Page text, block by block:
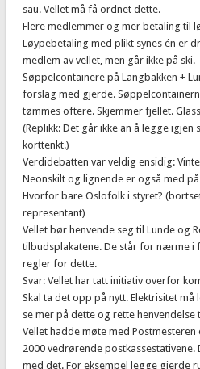
sau. Vellet må få ordnet dette.
Flere medlemmer og mer betaling til
Løypebetaling med plikt synes én er
medlem av vellet, men går ikke på ski.
Søppelcontainere på Langbakken +
forslag med gjerde.
tømmes oftere. Skjemmer fjellet.
(Replikk: Det går ikke an å legge
korttenkt.)
Verdidebatten var veldig ensidig:
Neonskilt og lignende er også med
Hvorfor bare Oslofolk i styret?
representant)
Vellet bør henvende seg til Lunde og
tilbudsplakatene. De står for nærme i
regler for dette.
Svar: Vellet har tatt initiativ overfor
Skal ta det opp på nytt. Elektrisitet må
se mer på dette og rette henvendelse
Vellet hadde møte med
2000 vedrørende
med det. For eksempel legge gjerde